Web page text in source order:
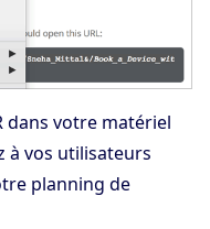
dans votre matériel
vos utilisateurs
planning de